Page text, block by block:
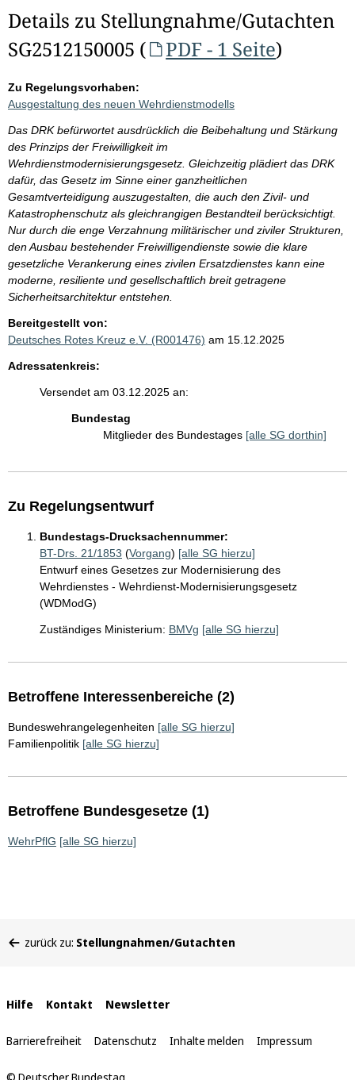
Details zu Stellungnahme/Gutachten
SG2512150005 (
PDF - 1 Seite)
Zu Regelungsvorhaben:
Ausgestaltung des neuen Wehrdienstmodells
Das DRK befürwortet ausdrücklich die Beibehaltung und Stärkung
des Prinzips der Freiwilligkeit im
Wehrdienstmodernisierungsgesetz. Gleichzeitig plädiert das DRK
dafür, das Gesetz im Sinne einer ganzheitlichen
Gesamtverteidigung auszugestalten, die auch den Zivil- und
Katastrophenschutz als gleichrangigen Bestandteil berücksichtigt.
Nur durch die enge Verzahnung militärischer und ziviler Strukturen,
den Ausbau bestehender Freiwilligendienste sowie die klare
gesetzliche Verankerung eines zivilen Ersatzdienstes kann eine
moderne, resiliente und gesellschaftlich breit getragene
Sicherheitsarchitektur entstehen.
Bereitgestellt von:
Deutsches Rotes Kreuz e.V. (R001476) am 15.12.2025
Adressatenkreis:
Versendet am 03.12.2025 an:
Bundestag
Mitglieder des Bundestages [alle SG dorthin]
Zu Regelungsentwurf
Bundestags-Drucksachennummer:
BT-Drs. 21/1853 (Vorgang) [alle SG hierzu]
Entwurf eines Gesetzes zur Modernisierung des
Wehrdienstes - Wehrdienst-Modernisierungsgesetz
(WDModG)
Zuständiges Ministerium: BMVg [alle SG hierzu]
Betroffene Interessenbereiche (2)
Bundeswehrangelegenheiten [alle SG hierzu]
Familienpolitik [alle SG hierzu]
Betroffene Bundesgesetze (1)
WehrPflG [alle SG hierzu]
befinden
zurück zu: Stellungnahmen/Gutachten
Interne
Links
Hilfe Kontakt Newsletter
Barrierefreiheit Datenschutz Inhalte melden Impressum